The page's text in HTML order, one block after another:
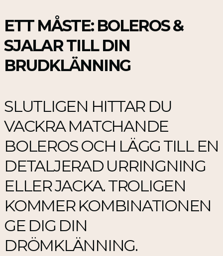
ETT MÅSTE: BOLEROS &
SJALAR TILL DIN
BRUDKLÄNNING
SLUTLIGEN HITTAR DU
VACKRA MATCHANDE
BOLEROS OCH LÄGG TILL EN
DETALJERAD URRINGNING
ELLER JACKA. TROLIGEN
KOMMER KOMBINATIONEN
GE DIG DIN
DRÖMKLÄNNING.